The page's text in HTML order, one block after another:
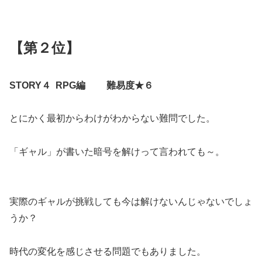
【第２位】
STORY４ RPG編 難易度★６
とにかく最初からわけがわからない難問でした。
「ギャル」が書いた暗号を解けって言われても～。
実際のギャルが挑戦しても今は解けないんじゃないでしょ
うか？
時代の変化を感じさせる問題でもありました。